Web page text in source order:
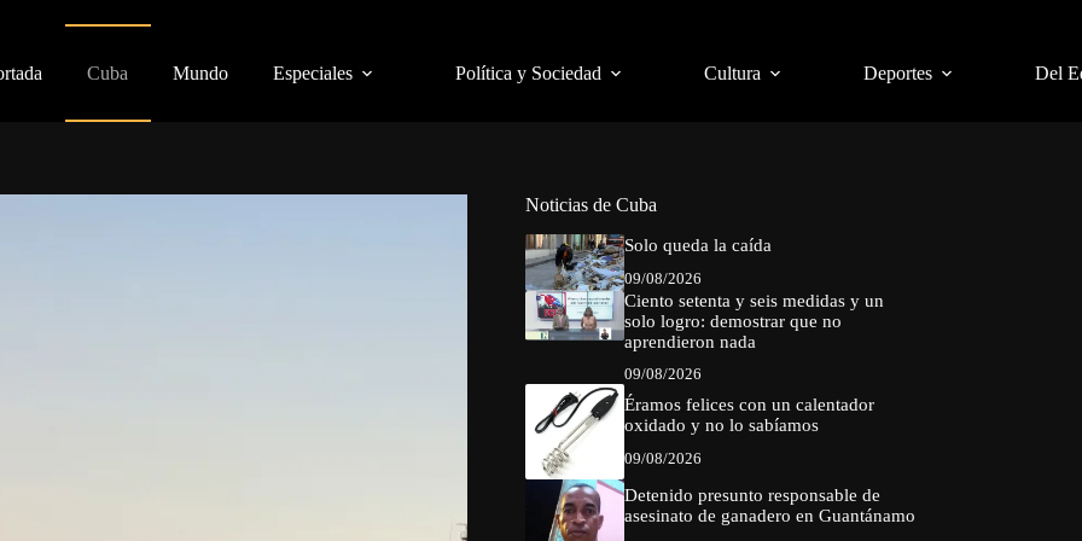
Cuba Mundo Especiales Política y Sociedad Cultura Deportes Del
Noticias de Cuba
Solo queda la caída
09/08/2026
Ciento setenta y seis medidas y un
solo logro: demostrar que no
aprendieron nada
09/08/2026
Éramos felices con un calentador
oxidado y no lo sabíamos
09/08/2026
Detenido presunto responsable de
asesinato de ganadero en Guantánamo